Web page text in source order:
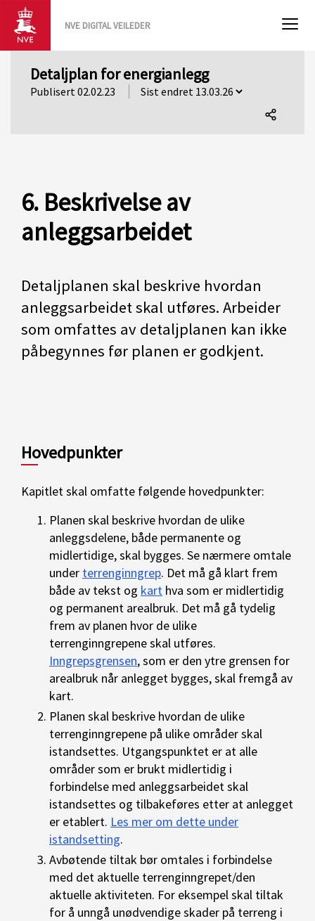
NVE DIGITAL VEILEDER
Detaljplan for energianlegg
Publisert 02.02.23
6. Beskrivelse av
anleggsarbeidet
Detaljplanen skal beskrive hvordan
anleggsarbeidet skal utføres. Arbeider
som omfattes av detaljplanen kan ikke
påbegynnes før planen er godkjent.
Hovedpunkter
Kapitlet skal omfatte følgende hovedpunkter:
Planen skal beskrive hvordan de ulike
anleggsdelene, både permanente og
midlertidige, skal bygges. Se nærmere omtale
under terrenginngrep. Det må gå klart frem
både av tekst og kart hva som er midlertidig
og permanent arealbruk. Det må gå tydelig
frem av planen hvor de ulike
terrenginngrepene skal utføres.
Inngrepsgrensen, som er den ytre grensen for
arealbruk når anlegget bygges, skal fremgå av
kart.
Planen skal beskrive hvordan de ulike
terrenginngrepene på ulike områder skal
istandsettes. Utgangspunktet er at alle
områder som er brukt midlertidig i
forbindelse med anleggsarbeidet skal
istandsettes og tilbakeføres etter at anlegget
er etablert. Les mer om dette under
istandsetting.
Avbøtende tiltak bør omtales i forbindelse
med det aktuelle terrenginngrepet/den
aktuelle aktiviteten. For eksempel skal tiltak
for å unngå unødvendige skader på terreng i